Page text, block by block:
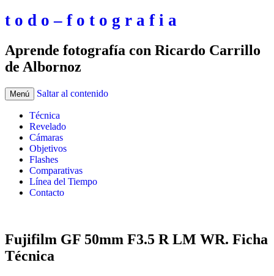
t o d o – f o t o g r a f i a
Aprende fotografía con Ricardo Carrillo
de Albornoz
Menú Saltar al contenido
Técnica
Revelado
Cámaras
Objetivos
Flashes
Comparativas
Línea del Tiempo
Contacto
Fujifilm GF 50mm F3.5 R LM WR. Ficha
Técnica